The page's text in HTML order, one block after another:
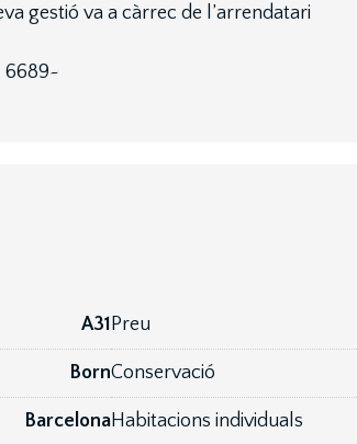
gestió va a càrrec de l’arrendatari
6689~
A31
Born
Barcelona
Preu
Conservació
Habitacions individuals